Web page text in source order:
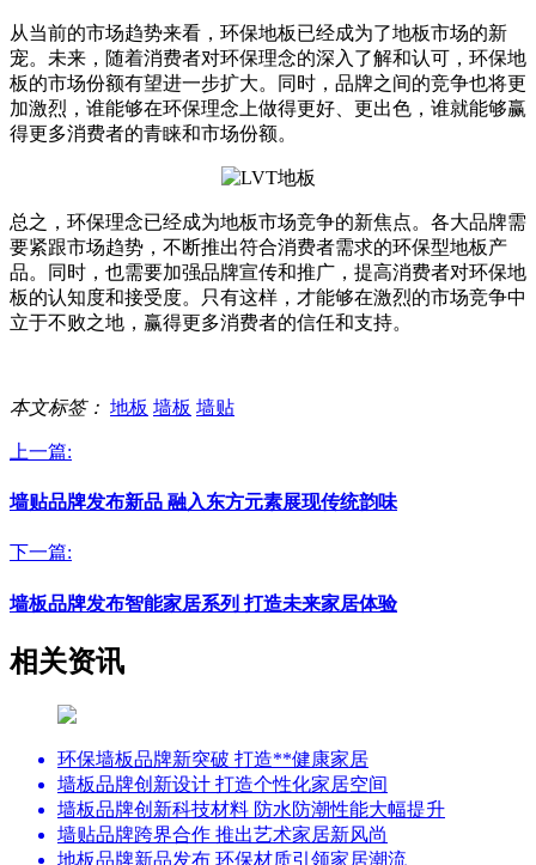
从当前的市场趋势来看，环保地板已经成为了地板市场的新
宠。未来，随着消费者对环保理念的深入了解和认可，环保地
板的市场份额有望进一步扩大。同时，品牌之间的竞争也将更
加激烈，谁能够在环保理念上做得更好、更出色，谁就能够赢
得更多消费者的青睐和市场份额。
总之，环保理念已经成为地板市场竞争的新焦点。各大品牌需
要紧跟市场趋势，不断推出符合消费者需求的环保型地板产
品。同时，也需要加强品牌宣传和推广，提高消费者对环保地
板的认知度和接受度。只有这样，才能够在激烈的市场竞争中
立于不败之地，赢得更多消费者的信任和支持。
本文标签： 地板 墙板 墙贴
上一篇:
墙贴品牌发布新品 融入东方元素展现传统韵味
下一篇:
墙板品牌发布智能家居系列 打造未来家居体验
相关资讯
环保墙板品牌新突破 打造**健康家居
墙板品牌创新设计 打造个性化家居空间
墙板品牌创新科技材料 防水防潮性能大幅提升
墙贴品牌跨界合作 推出艺术家居新风尚
地板品牌新品发布 环保材质引领家居潮流